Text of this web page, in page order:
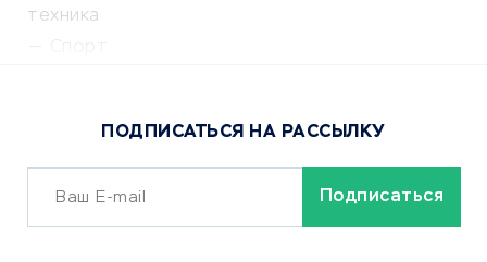
техника
Сервисы доставки
ОБУЧЕНИЕ И РАБОТА
ПОДПИСАТЬСЯ НА РАССЫЛКУ